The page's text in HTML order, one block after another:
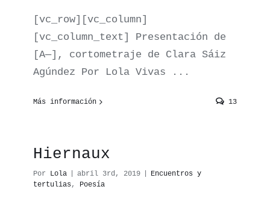
[vc_row][vc_column]
[vc_column_text] Presentación de
[A—], cortometraje de Clara Sáiz
Agúndez Por Lola Vivas ...
Más información 13
Presentación de
Hiernaux
Por Lola abril 3rd, 2019
Encuentros y
tertulias, Poesía